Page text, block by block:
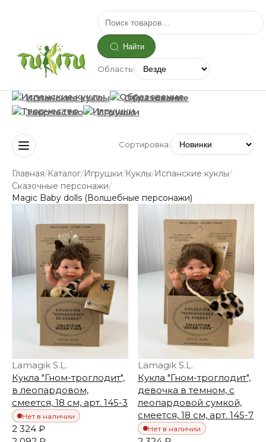
Найти
Область:
Испанские куклы
Образование
Творчество
Игрушки
Сортировка:
Главная/Каталог/Игрушки/Куклы/Испанские куклы/
Сказочные персонажи/
Magic Baby dolls (Волшебные персонажи)
Lamagik S.L.
Кукла "Гном-троглодит",
в леопардовом,
смеется, 18 см, арт. 145-3
Нет в наличии
2 324 ₽
Lamagik S.L.
Кукла "Гном-троглодит",
девочка в темном, с
леопардовой сумкой,
смеется, 18 см, арт. 145-7
Нет в наличии